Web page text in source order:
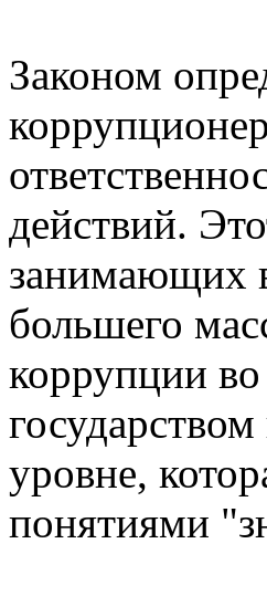
Законом
действий.
занимающих
большего
коррупции
уровне,
понятиями